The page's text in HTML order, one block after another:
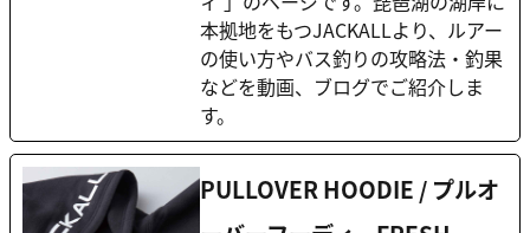
本拠地をもつJACKALLより、ルアー
の使い方やバス釣りの攻略法・釣果
などを動画、ブログでご紹介しま
す。
PULLOVER HOODIE / プルオ